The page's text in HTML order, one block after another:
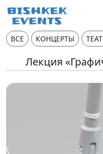
ВСЕ КОНЦЕРТЫ
Лекция